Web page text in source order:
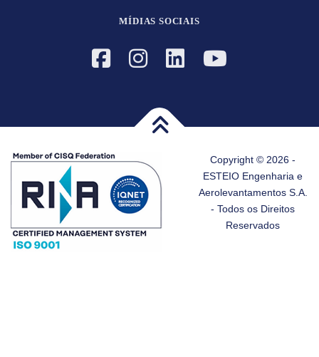
MÍDIAS SOCIAIS
Copyright © 2026 -
ESTEIO Engenharia e
Aerolevantamentos S.A.
- Todos os Direitos
Reservados